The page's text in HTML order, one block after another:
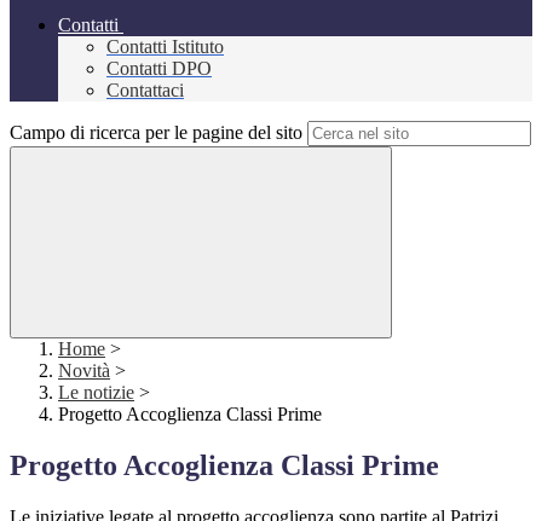
Contatti
Contatti Istituto
Contatti DPO
Contattaci
Campo di ricerca per le pagine del sito
Home >
Novità >
Le notizie >
Progetto Accoglienza Classi Prime
Progetto Accoglienza Classi Prime